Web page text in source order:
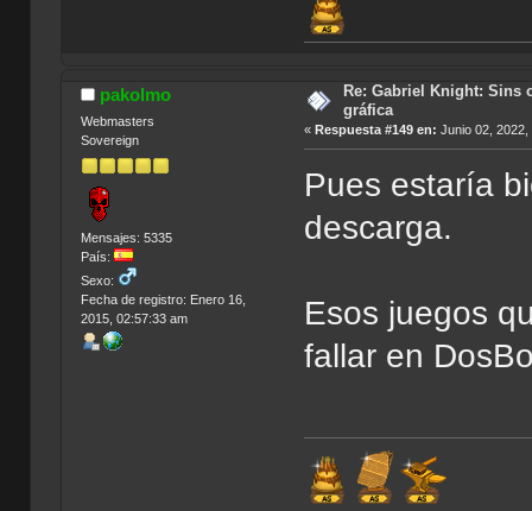
pakolmo
Webmasters
Sovereign
Mensajes: 5335
País:
Sexo:
Fecha de registro: Enero 16,
2015, 02:57:33 am
Re: Gabriel Knight: Sins
gráfica
«Respuesta #149 en: Junio 02,
Pues estaría
descarga.
Esos juegos
fallar en